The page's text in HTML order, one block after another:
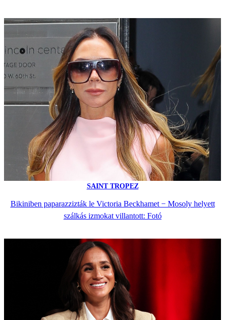
SAINT TROPEZ
Bikiniben paparazzizták le Victoria Beckhamet − Mosoly helyett
szálkás izmokat villantott: Fotó